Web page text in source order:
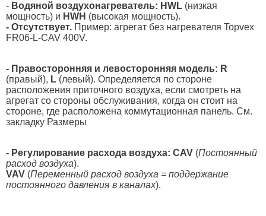
- Водяной воздухонагреватель: HWL (низкая
мощность) и HWH (высокая мощность).
- Отсутствует. Пример: агрегат без нагревателя Topvex
FR06-L-CAV 400V.
- Правосторонняя и левосторонняя модель: R
(правый), L (левый). Определяется по стороне
расположения приточного воздуха, если смотреть на
агрегат со стороны обслуживания, когда он стоит на
стороне, где расположена коммутационная панель. См.
закладку Размеры
- Регулирование расхода воздуха: CAV (Постоянный
расход воздуха).
VAV (Переменный расход воздуха = поддержание
постоянного давления в каналах).